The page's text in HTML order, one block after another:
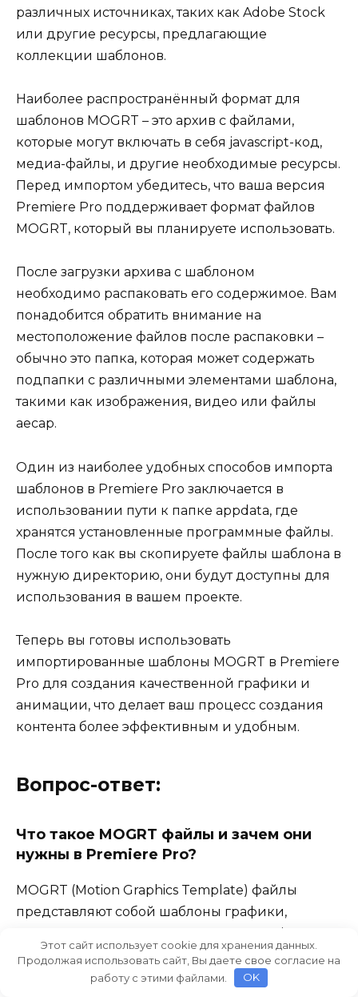
различных источниках, таких как Adobe Stock
или другие ресурсы, предлагающие
коллекции шаблонов.
Наиболее распространённый формат для
шаблонов MOGRT – это архив с файлами,
которые могут включать в себя javascript-код,
медиа-файлы, и другие необходимые ресурсы.
Перед импортом убедитесь, что ваша версия
Premiere Pro поддерживает формат файлов
MOGRT, который вы планируете использовать.
После загрузки архива с шаблоном
необходимо распаковать его содержимое. Вам
понадобится обратить внимание на
местоположение файлов после распаковки –
обычно это папка, которая может содержать
подпапки с различными элементами шаблона,
такими как изображения, видео или файлы
aecap.
Один из наиболее удобных способов импорта
шаблонов в Premiere Pro заключается в
использовании пути к папке appdata, где
хранятся установленные программные файлы.
После того как вы скопируете файлы шаблона в
нужную директорию, они будут доступны для
использования в вашем проекте.
Теперь вы готовы использовать
импортированные шаблоны MOGRT в Premiere
Pro для создания качественной графики и
анимации, что делает ваш процесс создания
контента более эффективным и удобным.
Вопрос-ответ:
Что такое MOGRT файлы и зачем они
нужны в Premiere Pro?
MOGRT (Motion Graphics Template) файлы
представляют собой шаблоны графики,
которые можно импортировать в Premiere Pro
для создания анимированных текстов,
графики или других элементов. Они упрощают
Этот сайт использует cookie для хранения данных.
Продолжая использовать сайт, Вы даете свое согласие на
работу с этими файлами.
OK